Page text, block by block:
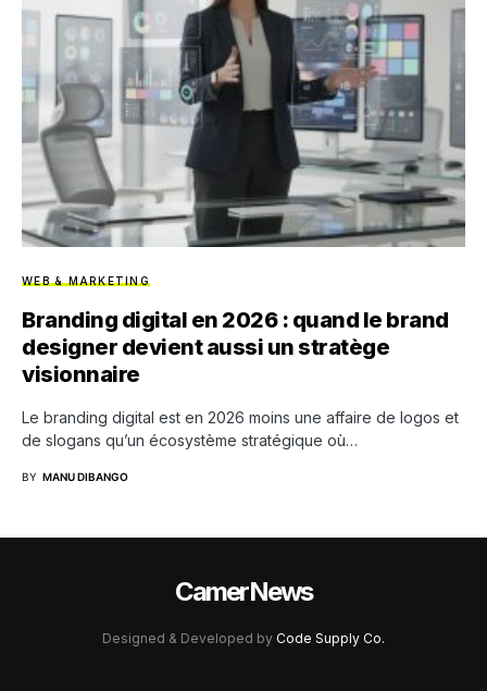
WEB & MARKETING
Branding digital en 2026 : quand le brand
designer devient aussi un stratège
visionnaire
Le branding digital est en 2026 moins une affaire de logos et
de slogans qu’un écosystème stratégique où…
BY MANU DIBANGO
CamerNews
Designed & Developed by Code Supply Co.